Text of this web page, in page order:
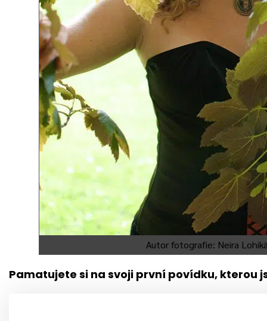
Autor fotografie: Neira
Pamatujete si na svoji první povídku, kterou